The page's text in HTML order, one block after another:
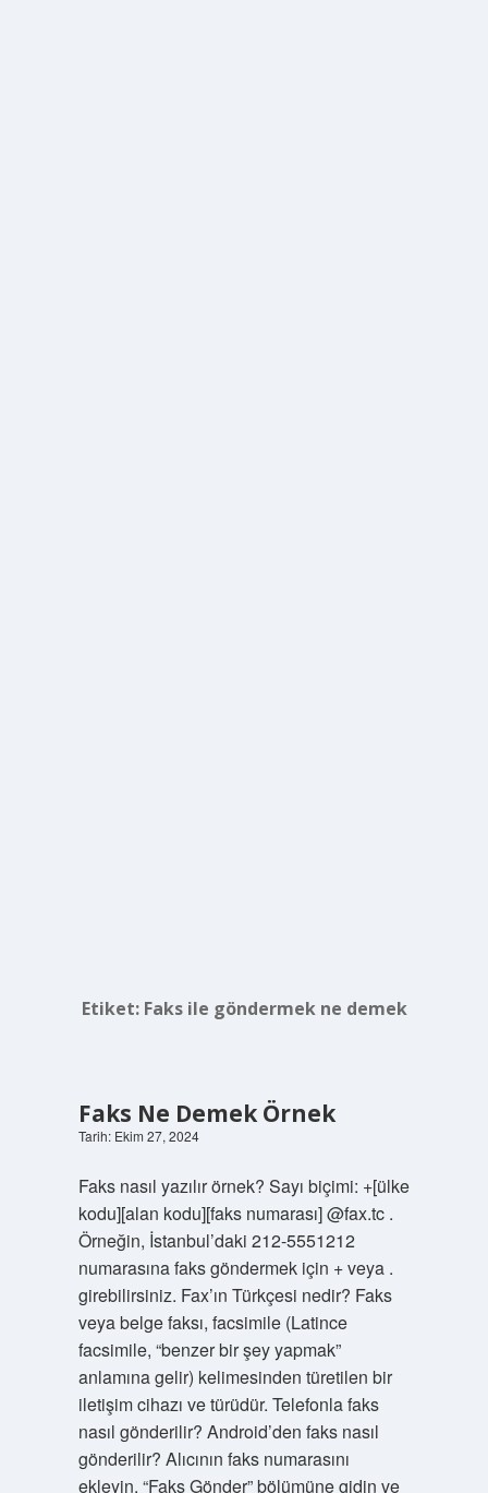
Etiket: Faks ile göndermek ne demek
Faks Ne Demek Örnek
Tarih: Ekim 27, 2024
Faks nasıl yazılır örnek? Sayı biçimi: +[ülke
kodu][alan kodu][faks numarası] @fax.tc .
Örneğin, İstanbul’daki 212-5551212
numarasına faks göndermek için + veya .
girebilirsiniz. Fax’ın Türkçesi nedir? Faks
veya belge faksı, facsimile (Latince
facsimile, “benzer bir şey yapmak”
anlamına gelir) kelimesinden türetilen bir
iletişim cihazı ve türüdür. Telefonla faks
nasıl gönderilir? Android’den faks nasıl
gönderilir? Alıcının faks numarasını
ekleyin. “Faks Gönder” bölümüne gidin ve